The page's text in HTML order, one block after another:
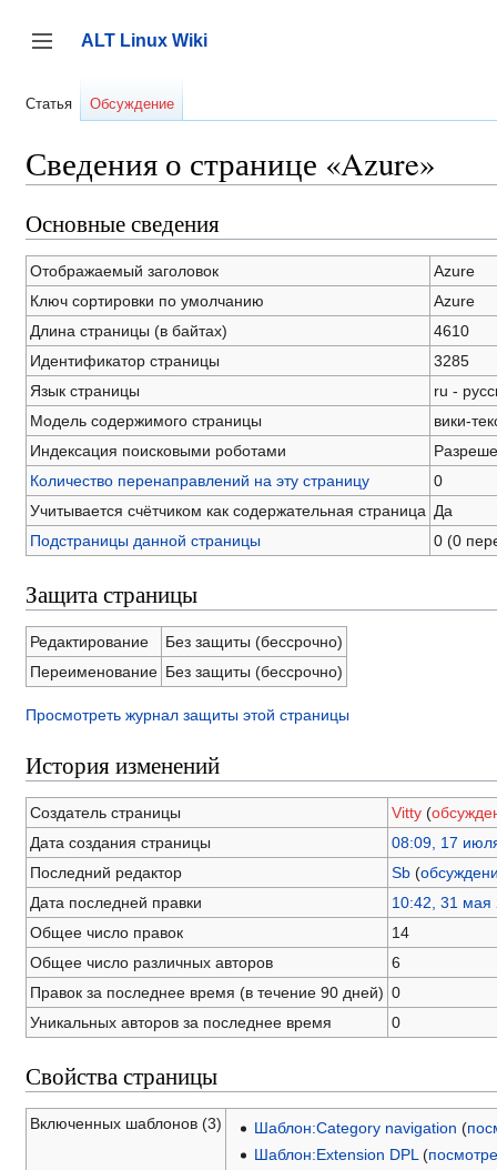
содержанию
Переключить боковую панель
ALT Linux Wiki
Статья Обсуждение
Сведения о странице «Azure»
Основные сведения
Отображаемый заголовок
Azure
Ключ сортировки по умолчанию
Azure
Длина страницы (в байтах)
4610
Идентификатор страницы
3285
Язык страницы
ru -
Модель содержимого страницы
вики-
Индексация поисковыми роботами
Количество перенаправлений на эту страницу
0
Учитывается счётчиком как содержательная страница Да
Подстраницы данной страницы
0 (0
Защита страницы
Редактирование
Без защиты (бессрочно)
Переименование Без защиты (бессрочно)
Просмотреть журнал защиты этой страницы
История изменений
Создатель страницы Vitty (
Дата создания страницы
08:09, 17
Последний редактор
Sb (
Дата последней правки
10:42, 31 мая
Общее число правок
14
Общее число различных авторов
6
Правок за последнее время (в течение 90 дней) 0
Уникальных авторов за последнее время
0
Свойства страницы
Включенных шаблонов (3) Шаблон:Category navigation (
Шаблон:Extension DPL (